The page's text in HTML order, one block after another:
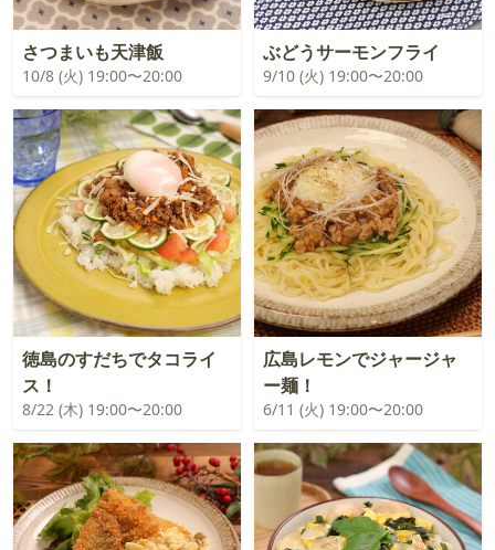
さつまいも天津飯
10/8 (火) 19:00〜20:00
ぶどうサーモンフライ
9/10 (火) 19:00〜20:00
徳島のすだちでタコライ
ス！
8/22 (木) 19:00〜20:00
広島レモンでジャージャ
ー麺！
6/11 (火) 19:00〜20:00